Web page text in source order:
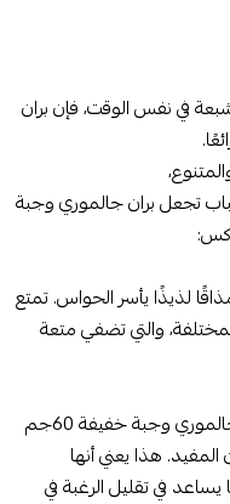
في نفس الوقت، فإن بران
تجعل بران جالموري وجبة
60جم تقدم مذاقًا لذيذًا يأسر الحواس. تمتع
والتي تضفي متعة
على الرغم من حجمها الصغير، إلا أن بران جالموري وجبة خفيفة 60جم
هذا يعني أنها
في تقليل الرغبة في